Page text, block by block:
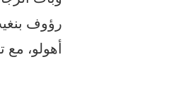
رؤوف
أهولو،